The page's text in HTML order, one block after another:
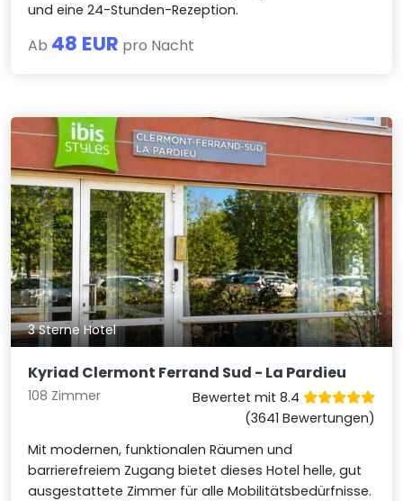
und eine 24-Stunden-Rezeption.
Ab 48 EUR pro Nacht
3 Sterne Hotel
Kyriad Clermont Ferrand Sud - La Pardieu
108 Zimmer
Bewertet mit 8.4
(3641 Bewertungen)
Mit modernen, funktionalen Räumen und
barrierefreiem Zugang bietet dieses Hotel helle, gut
ausgestattete Zimmer für alle Mobilitätsbedürfnisse.